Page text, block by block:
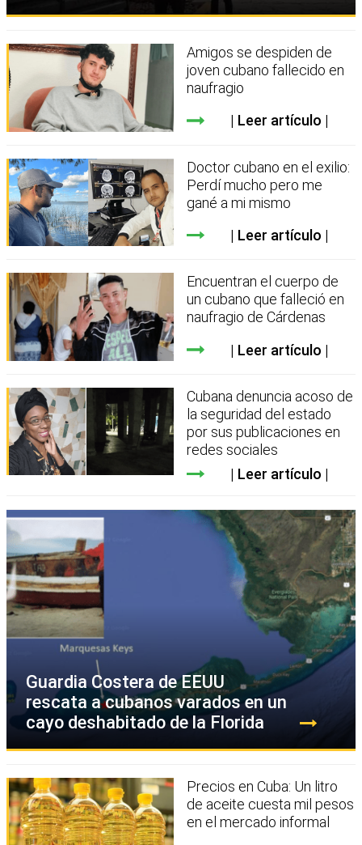
Amigos se despiden de
joven cubano fallecido en
naufragio
Leer artículo
Doctor cubano en el exilio:
Perdí mucho pero me
gané a mi mismo
Leer artículo
Encuentran el cuerpo de
un cubano que falleció en
naufragio de Cárdenas
Leer artículo
Cubana denuncia acoso de
la seguridad del estado
por sus publicaciones en
redes sociales
Leer artículo
Guardia Costera de EEUU
rescata a cubanos varados en un
cayo deshabitado de la Florida
Precios en Cuba: Un litro
de aceite cuesta mil pesos
en el mercado informal